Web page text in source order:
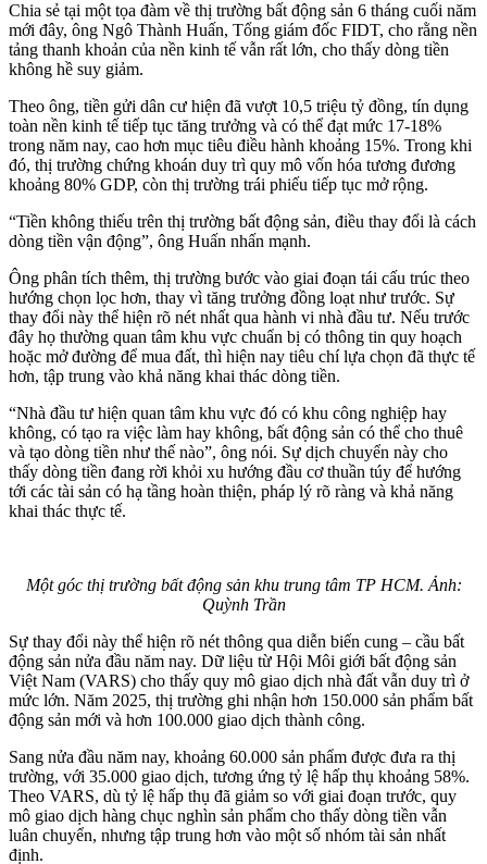
Chia sẻ tại một tọa đàm về thị trường bất động sản 6 tháng cuối năm
mới đây, ông Ngô Thành Huấn, Tổng giám đốc FIDT, cho rằng nền
tảng thanh khoản của nền kinh tế vẫn rất lớn, cho thấy dòng tiền
không hề suy giảm.
Theo ông, tiền gửi dân cư hiện đã vượt 10,5 triệu tỷ đồng, tín dụng
toàn nền kinh tế tiếp tục tăng trưởng và có thể đạt mức 17-18%
trong năm nay, cao hơn mục tiêu điều hành khoảng 15%. Trong khi
đó, thị trường chứng khoán duy trì quy mô vốn hóa tương đương
khoảng 80% GDP, còn thị trường trái phiếu tiếp tục mở rộng.
“Tiền không thiếu trên thị trường bất động sản, điều thay đổi là cách
dòng tiền vận động”, ông Huấn nhấn mạnh.
Ông phân tích thêm, thị trường bước vào giai đoạn tái cấu trúc theo
hướng chọn lọc hơn, thay vì tăng trưởng đồng loạt như trước. Sự
thay đổi này thể hiện rõ nét nhất qua hành vi nhà đầu tư. Nếu trước
đây họ thường quan tâm khu vực chuẩn bị có thông tin quy hoạch
hoặc mở đường để mua đất, thì hiện nay tiêu chí lựa chọn đã thực tế
hơn, tập trung vào khả năng khai thác dòng tiền.
“Nhà đầu tư hiện quan tâm khu vực đó có khu công nghiệp hay
không, có tạo ra việc làm hay không, bất động sản có thể cho thuê
và tạo dòng tiền như thế nào”, ông nói. Sự dịch chuyển này cho
thấy dòng tiền đang rời khỏi xu hướng đầu cơ thuần túy để hướng
tới các tài sản có hạ tầng hoàn thiện, pháp lý rõ ràng và khả năng
khai thác thực tế.
Một góc thị trường bất động sản khu trung tâm TP HCM. Ảnh:
Quỳnh Trần
Sự thay đổi này thể hiện rõ nét thông qua diễn biến cung – cầu bất
động sản nửa đầu năm nay. Dữ liệu từ Hội Môi giới bất động sản
Việt Nam (VARS) cho thấy quy mô giao dịch nhà đất vẫn duy trì ở
mức lớn. Năm 2025, thị trường ghi nhận hơn 150.000 sản phẩm bất
động sản mới và hơn 100.000 giao dịch thành công.
Sang nửa đầu năm nay, khoảng 60.000 sản phẩm được đưa ra thị
trường, với 35.000 giao dịch, tương ứng tỷ lệ hấp thụ khoảng 58%.
Theo VARS, dù tỷ lệ hấp thụ đã giảm so với giai đoạn trước, quy
mô giao dịch hàng chục nghìn sản phẩm cho thấy dòng tiền vẫn
luân chuyển, nhưng tập trung hơn vào một số nhóm tài sản nhất
định.